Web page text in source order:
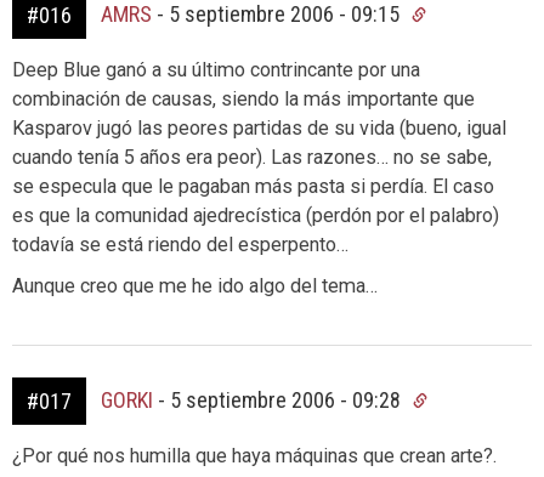
#016 AMRS - 5 septiembre 2006 - 09:15
Deep Blue ganó a su último contrincante por una
combinación de causas, siendo la más importante que
Kasparov jugó las peores partidas de su vida (bueno, igual
cuando tenía 5 años era peor). Las razones… no se sabe,
se especula que le pagaban más pasta si perdía. El caso
es que la comunidad ajedrecística (perdón por el palabro)
todavía se está riendo del esperpento…
Aunque creo que me he ido algo del tema…
#017 GORKI - 5 septiembre 2006 - 09:28
¿Por qué nos humilla que haya máquinas que crean arte?.